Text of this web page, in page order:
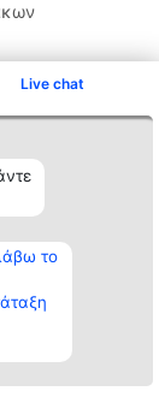
Live chat
το